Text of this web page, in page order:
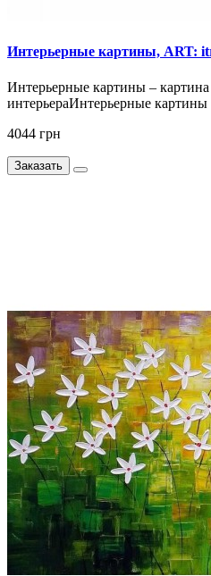
Интерьерные картины, ART:
Интерьерные картины –
интерьераИнтерьерные картины
4044 грн
Заказать